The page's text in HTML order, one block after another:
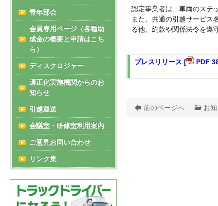
認定事業者は、車両のステ
また、共通の引越サービス
る他、約款や関係法令を遵
プレスリリース [ PDF
前のページへ お
青年部会
会員専用ページ（各種助
成金の概要と申請はこち
ら）
ディスクロジャー
適正化実施機関からのお
知らせ
引越運送
会議室・研修室利用案内
ご意見お問い合わせ
リンク集